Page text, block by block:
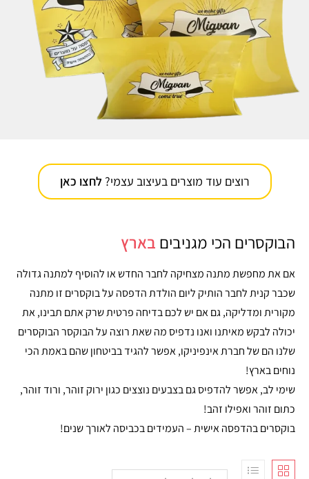
רוצים עוד מוצרים בעיצוב עצמי? לחצו כאן
הבוקסרים הכי מגניבים בארץ
אם את מחפשת מתנה מצחיקה לחבר החדש או להוסיף למתנה גדולה
שכבר קנית לחבר הותיק ליום הולדת הדפסה על בוקסרים זו מתנה
מקורית ומדליקה, גם אם יש לכם בדיחה פרטית שרק אתם תבינו, את
יכולה לבקש מאיתנו ואנו נדפיס מה שאת רוצה על הבוקסר הבוקסרים
שלנו הם של חברת אינפיניקו, אפשר להגיד בביטחון שהם באמת הכי
נוחים בארץ!
שימי לב, אפשר להדפיס גם בצבעים נוצצים כגון ירוק זוהר, ורוד זוהר,
כתום זוהר ואפילו זהב!
בוקסרים בהדפסה אישית – העמידים בכביסה לאורך שנים!